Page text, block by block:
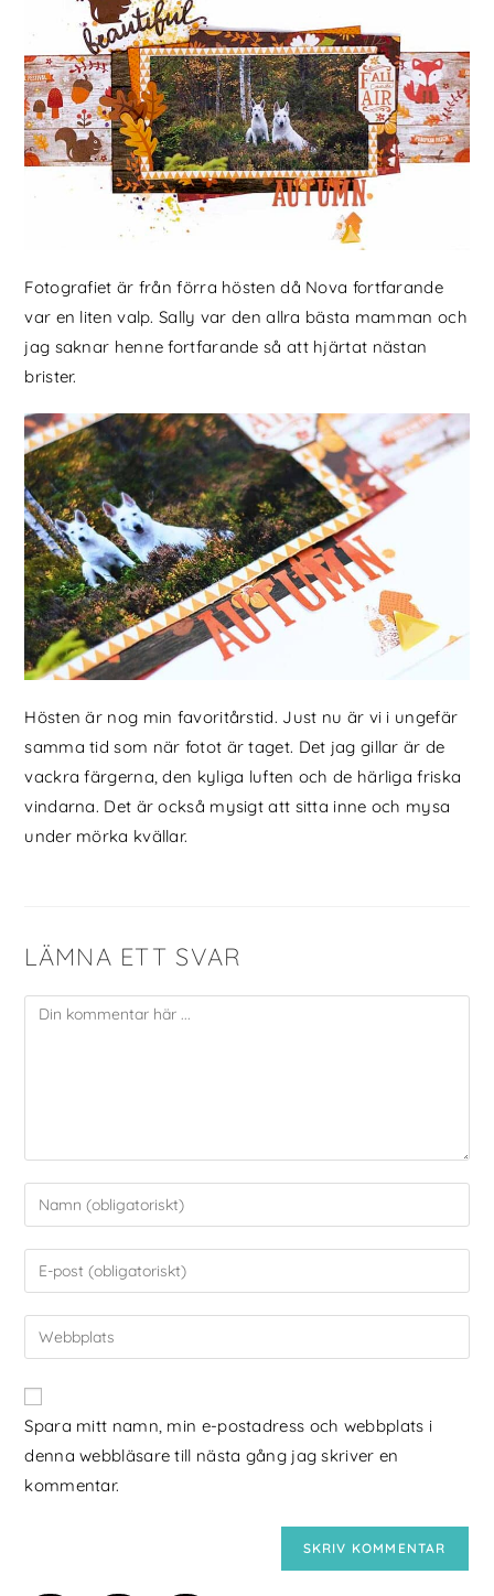
Fotografiet är från förra hösten då Nova fortfarande
var en liten valp. Sally var den allra bästa mamman och
jag saknar henne fortfarande så att hjärtat nästan
brister.
Hösten är nog min favoritårstid. Just nu är vi i ungefär
samma tid som när fotot är taget. Det jag gillar är de
vackra färgerna, den kyliga luften och de härliga friska
vindarna. Det är också mysigt att sitta inne och mysa
under mörka kvällar.
LÄMNA ETT SVAR
Spara mitt namn, min e-postadress och webbplats i
denna webbläsare till nästa gång jag skriver en
kommentar.